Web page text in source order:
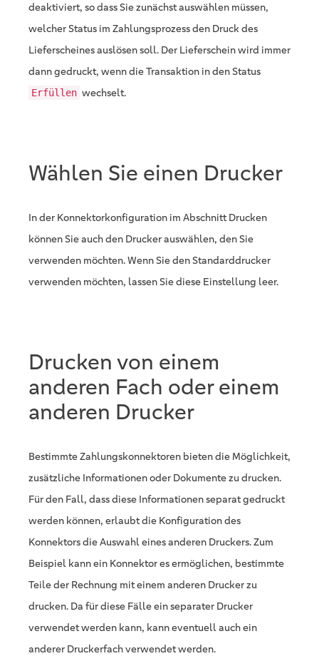
deaktiviert, so dass Sie zunächst auswählen müssen,
welcher Status im Zahlungsprozess den Druck des
Lieferscheines auslösen soll. Der Lieferschein wird immer
dann gedruckt, wenn die Transaktion in den Status
Erfüllen wechselt.
Wählen Sie einen Drucker
In der Konnektorkonfiguration im Abschnitt Drucken
können Sie auch den Drucker auswählen, den Sie
verwenden möchten. Wenn Sie den Standarddrucker
verwenden möchten, lassen Sie diese Einstellung leer.
Drucken von einem
anderen Fach oder einem
anderen Drucker
Bestimmte Zahlungskonnektoren bieten die Möglichkeit,
zusätzliche Informationen oder Dokumente zu drucken.
Für den Fall, dass diese Informationen separat gedruckt
werden können, erlaubt die Konfiguration des
Konnektors die Auswahl eines anderen Druckers. Zum
Beispiel kann ein Konnektor es ermöglichen, bestimmte
Teile der Rechnung mit einem anderen Drucker zu
drucken. Da für diese Fälle ein separater Drucker
verwendet werden kann, kann eventuell auch ein
anderer Druckerfach verwendet werden.